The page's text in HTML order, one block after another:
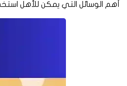
أهم الوسائل التي يمكن للأهل